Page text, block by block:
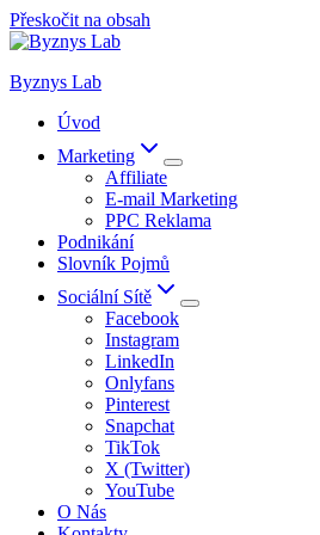
Přeskočit na obsah
Byznys Lab
Úvod
Marketing
Affiliate
E-mail Marketing
PPC Reklama
Podnikání
Slovník Pojmů
Sociální Sítě
Facebook
Instagram
LinkedIn
Onlyfans
Pinterest
Snapchat
TikTok
X (Twitter)
YouTube
O Nás